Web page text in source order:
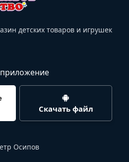
детских товаров и игрушек
Скачать файл
Осипов